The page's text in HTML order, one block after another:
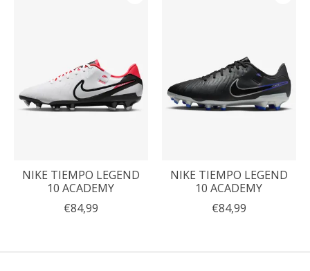
NIKE TIEMPO LEGEND
10 ACADEMY
€84,99
NIKE TIEMPO LEGEND
10 ACADEMY
€84,99